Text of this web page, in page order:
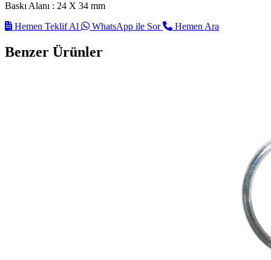
Baskı Alanı : 24 X 34 mm
Hemen Teklif Al
WhatsApp ile Sor Hemen Ara
Benzer Ürünler